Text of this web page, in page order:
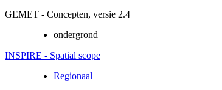
GEMET - Concepten, versie 2.4
ondergrond
INSPIRE - Spatial scope
Regionaal